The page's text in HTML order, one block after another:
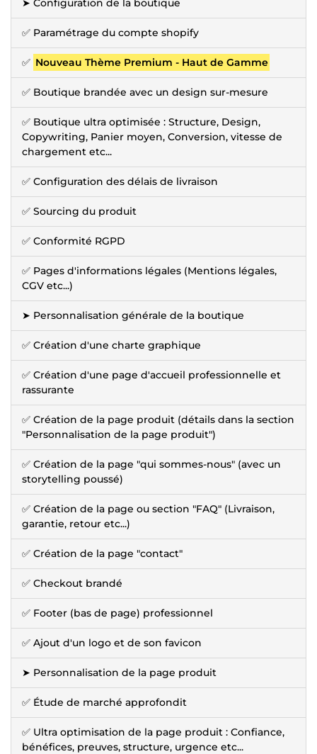
➤ Configuration de la boutique
✅ Paramétrage du compte shopify
✅ Nouveau Thème Premium - Haut de Gamme
✅ Boutique brandée avec un design sur-mesure
✅ Boutique ultra optimisée : Structure, Design,
Copywriting, Panier moyen, Conversion, vitesse de
chargement etc...
✅ Configuration des délais de livraison
✅ Sourcing du produit
✅ Conformité RGPD
✅ Pages d'informations légales (Mentions légales,
CGV etc...)
➤ Personnalisation générale de la boutique
✅ Création d'une charte graphique
✅ Création d'une page d'accueil professionnelle et
rassurante
✅ Création de la page produit (détails dans la section
"Personnalisation de la page produit")
✅ Création de la page "qui sommes-nous" (avec un
storytelling poussé)
✅ Création de la page ou section "FAQ" (Livraison,
garantie, retour etc...)
✅ Création de la page "contact"
✅ Checkout brandé
✅ Footer (bas de page) professionnel
✅ Ajout d'un logo et de son favicon
➤ Personnalisation de la page produit
✅ Étude de marché approfondit
✅ Ultra optimisation de la page produit : Confiance,
bénéfices, preuves, structure, urgence etc...